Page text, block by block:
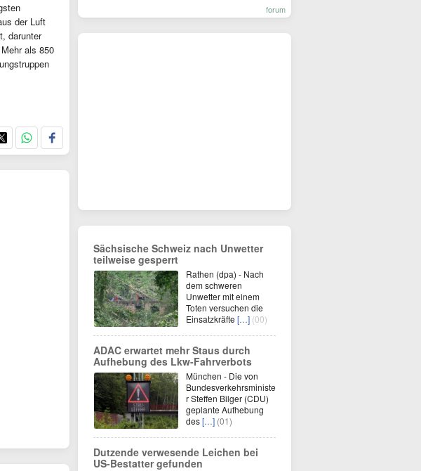
der Luft
darunter
als 850
forum
Sächsische Schweiz nach Unwetter
teilweise gesperrt
Rathen (dpa) - Nach
dem schweren
Unwetter mit einem
Toten versuchen die
Einsatzkräfte […] (00)
ADAC erwartet mehr Staus durch
Aufhebung des Lkw-Fahrverbots
München - Die von
Bundesverkehrsministe
r Steffen Bilger (CDU)
geplante Aufhebung
des[…] (01)
Dutzende verwesende Leichen bei
US-Bestatter gefunden